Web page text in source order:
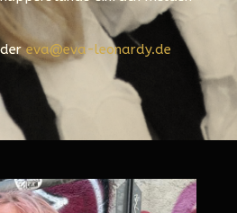
eva@eva-leonardy.de